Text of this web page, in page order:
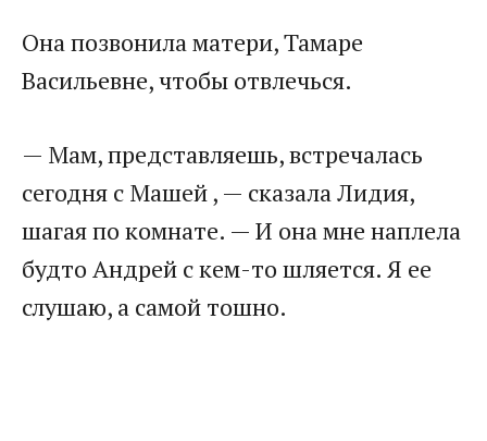
Она позвонила матери, Тамаре
Васильевне, чтобы отвлечься.
— Мам, представляешь, встречалась
сегодня с Машей , — сказала Лидия,
шагая по комнате. — И она мне наплела
будто Андрей с кем-то шляется. Я ее
слушаю, а самой тошно.